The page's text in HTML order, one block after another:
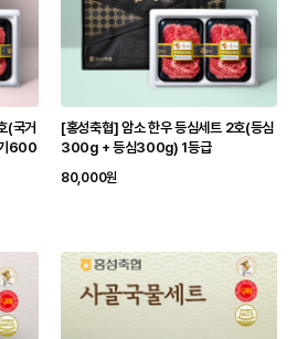
(국거
600
[홍성축협] 암소 한우 등심세트 2호(등심
300g + 등심300g) 1등급
80,000원